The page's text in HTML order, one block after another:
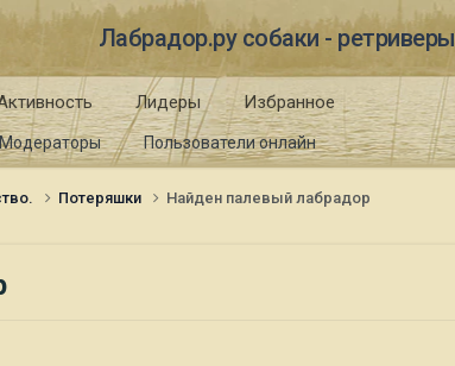
Лабрадор.ру собаки - ретриверы
Модераторы Пользователи онлайн
Лидеры Избранное
Потеряшки Найден палевый лабрадор